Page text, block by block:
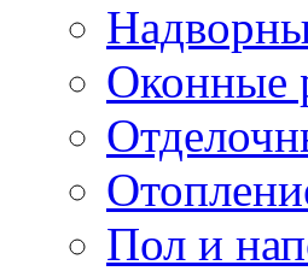
Оконные
Пол и